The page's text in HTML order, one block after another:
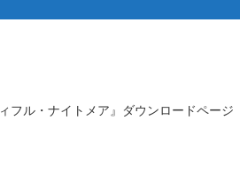
フル・ナイトメア』ダウンロードページ